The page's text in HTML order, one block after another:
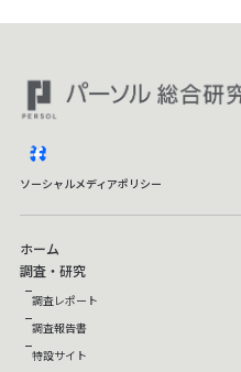
ソーシャルメディアポリシー
ホーム
調査・研究
調査レポート
調査報告書
特設サイト